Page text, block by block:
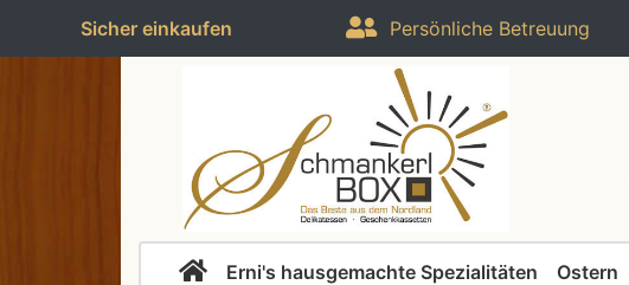
Sicher einkaufen Persönliche Betreuung
Erni's hausgemachte Spezialitäten Ostern